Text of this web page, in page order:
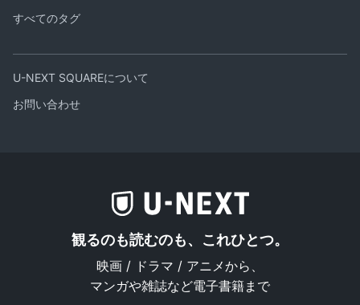
すべてのタグ
U-NEXT SQUAREについて
お問い合わせ
観るのも読むのも、これひとつ。
映画 / ドラマ / アニメから、
マンガや雑誌など電子書籍まで